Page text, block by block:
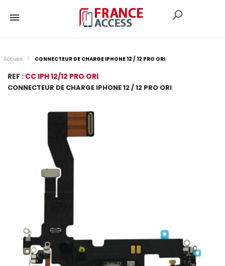
Accueil CONNECTEUR DE CHARGE IPHONE 12 / 12 PRO ORI
REF : CC IPH 12/12 PRO ORI
CONNECTEUR DE CHARGE IPHONE 12 / 12 PRO ORI